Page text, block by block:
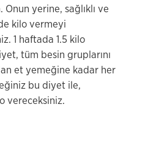
Onun yerine, sağlıklı ve
kilo vermeyi
1 haftada 1.5 kilo
tüm besin gruplarını
et yemeğine kadar her
bu diyet ile,
vereceksiniz.